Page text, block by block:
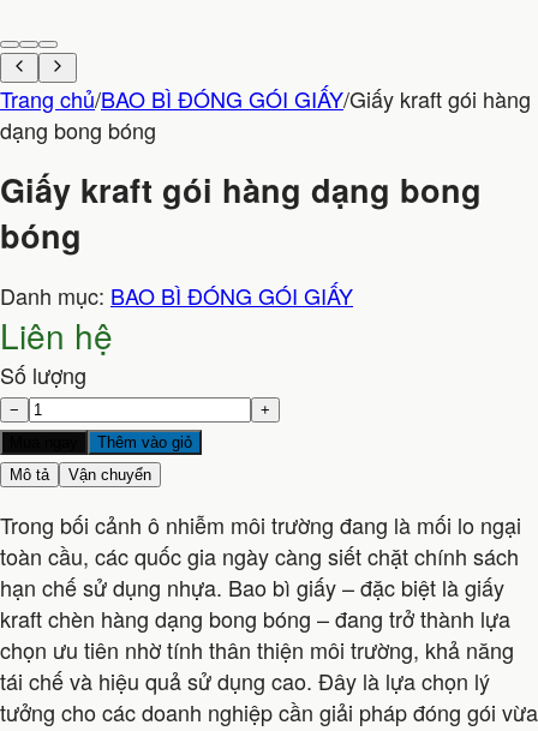
Trang chủ/BAO BÌ ĐÓNG GÓI GIẤY/Giấy kraft gói hàng
dạng bong bóng
Giấy kraft gói hàng dạng bong
bóng
Danh mục: BAO BÌ ĐÓNG GÓI GIẤY
Liên hệ
Số lượng
−
+
Thêm vào giỏ
Mô tả
Vận chuyển
Trong bối cảnh ô nhiễm môi trường đang là mối lo ngại
toàn cầu, các quốc gia ngày càng siết chặt chính sách
hạn chế sử dụng nhựa. Bao bì giấy – đặc biệt là giấy
kraft chèn hàng dạng bong bóng – đang trở thành lựa
chọn ưu tiên nhờ tính thân thiện môi trường, khả năng
tái chế và hiệu quả sử dụng cao. Đây là lựa chọn lý
tưởng cho các doanh nghiệp cần giải pháp đóng gói vừa